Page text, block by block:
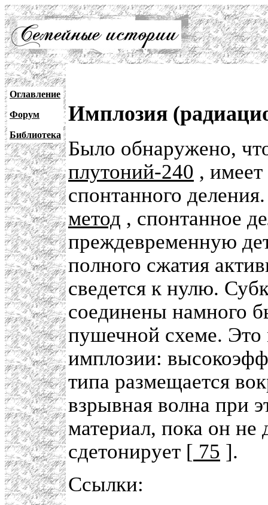
Оглавление
Форум
Библиотека
Имплозия
Было обнаружено,
плутоний-240 ,
спонтанного
метод , спонтанное
преждевременную
полного сжатия
сведется к нулю.
соединены намного
пушечной схеме. Это
имплозии:
типа размещается
взрывная волна при
материал, пока он не
сдетонирует [ 75 ].
Ссылки: